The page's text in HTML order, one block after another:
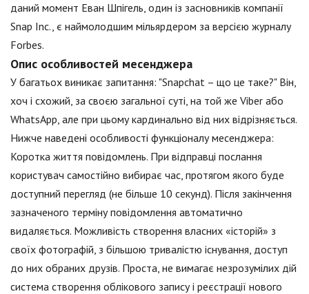
даний момент Еван Шпігель, один із засновників компанії
Snap Inc., є наймолодшим мільярдером за версією журналу
Forbes.
Опис особливостей месенджера
У багатьох виникає запитання: "Snapchat – що це таке?" Він,
хоч і схожий, за своєю загальної суті, на той же Viber або
WhatsApp, але при цьому кардинально від них відрізняється.
Нижче наведені особливості функціоналу месенджера:
Коротка життя повідомлень. При відправці послання
користувач самостійно вибирає час, протягом якого буде
доступний перегляд (не більше 10 секунд). Після закінчення
зазначеного терміну повідомлення автоматично
видаляється. Можливість створення власних «історій» з
своїх фотографій, з більшою тривалістю існування, доступ
до них обраних друзів. Проста, не вимагає незрозумілих дій
система створення облікового запису і реєстрації нового